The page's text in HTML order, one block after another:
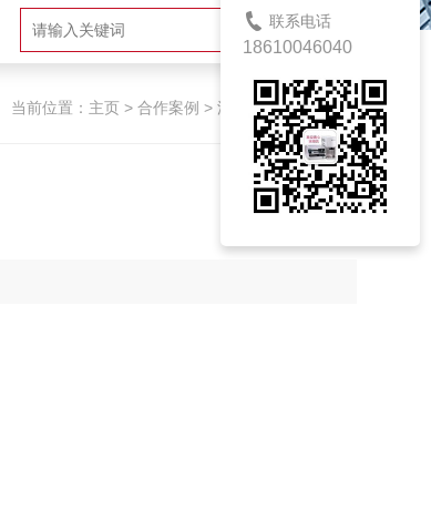
搜索
当前位置： 主页> 合作案例 > 深圳市第二人民医院
联系电话
18610046040